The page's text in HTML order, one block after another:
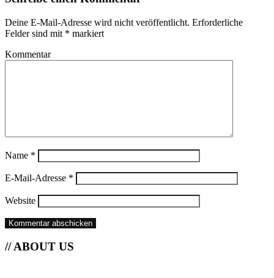
Deine E-Mail-Adresse wird nicht veröffentlicht. Erforderliche
Felder sind mit * markiert
Kommentar
Name *
E-Mail-Adresse *
Website
// ABOUT US